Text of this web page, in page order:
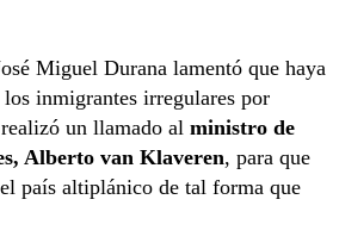
Miguel Durana lamentó que haya
inmigrantes irregulares por
un llamado al ministro de
Alberto van Klaveren, para que
país altiplánico de tal forma que